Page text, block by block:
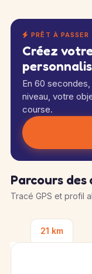
PRÊT À
Créez
En 60
niveau, votre
course.
Parcours
Tracé GPS et profil
21 km